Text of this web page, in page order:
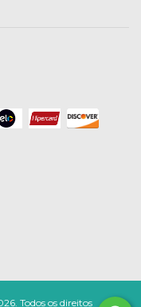
Todos os direitos